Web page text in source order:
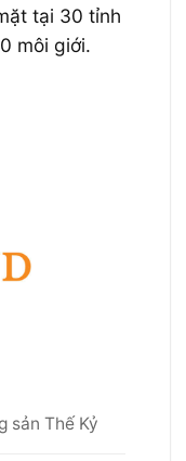
tại 30 tỉnh
môi giới.
sản Thế Kỷ